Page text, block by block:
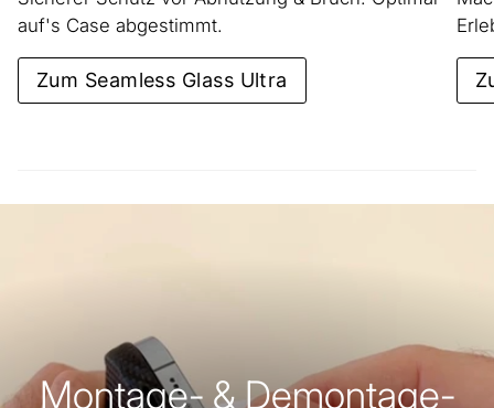
auf's Case abgestimmt.
Zum Seamless Glass Ultra
Montage- & Demontage-